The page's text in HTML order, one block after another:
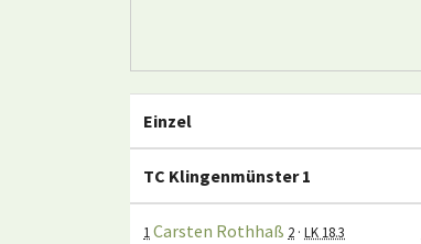
Einzel
TC Klingenmünster 1
1 Carsten Rothhaß 2 · LK 18.3